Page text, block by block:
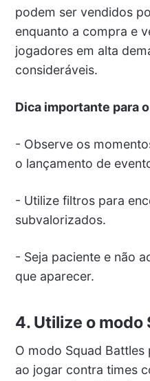
podem ser vendidos
enquanto a compra e
jogadores em alta
consideráveis.
Dica importante para
- Observe os
o lançamento de
- Utilize filtros para
subvalorizados.
- Seja paciente e não
que aparecer.
4. Utilize o modo
O modo Squad
ao jogar contra times